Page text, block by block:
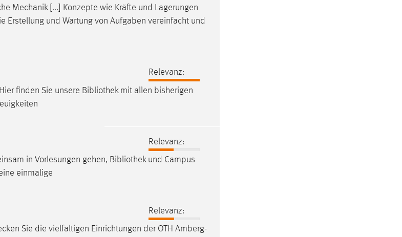
Mechanik [...] Konzepte wie Kräfte und Lagerungen
Erstellung und Wartung von Aufgaben vereinfacht und
Relevanz:
finden Sie unsere Bibliothekmit allen bisherigen
Relevanz:
in Vorlesungen gehen, Bibliothekund Campus
einmalige
Relevanz:
Sie die vielfältigen Einrichtungen der OTH Amberg-